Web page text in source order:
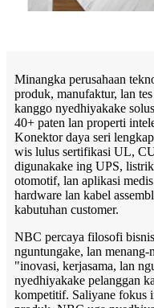
Minangka perusahaan
produk, manufaktur, lan
kanggo nyedhiyakake
40+ paten lan properti
Konektor daya seri
wis lulus sertifikasi UL,
digunakake ing UPS,
otomotif, lan aplikasi
hardware lan kabel
kabutuhan customer.
NBC percaya filosofi
nguntungake, lan
"inovasi, kerjasama, lan
nyedhiyakake pelanggan
kompetitif. Saliyane fokus